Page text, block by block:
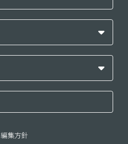
編集方針